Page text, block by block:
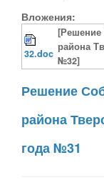
Вложения:
32.doc
[Решение
района
№32]
Решение
района
года №31